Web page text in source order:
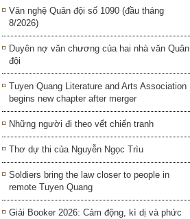
Văn nghệ Quân đội số 1090 (đầu tháng
8/2026)
Duyên nợ văn chương của hai nhà văn Quân
đội
Tuyen Quang Literature and Arts Association
begins new chapter after merger
Những người đi theo vết chiến tranh
Thơ dự thi của Nguyễn Ngọc Trìu
Soldiers bring the law closer to people in
remote Tuyen Quang
Giải Booker 2026: Cảm động, kì dị và phức